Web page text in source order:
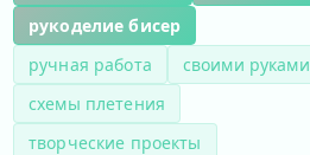
рукоделие бисер
ручная работа
своими руками
схемы плетения
творческие проекты